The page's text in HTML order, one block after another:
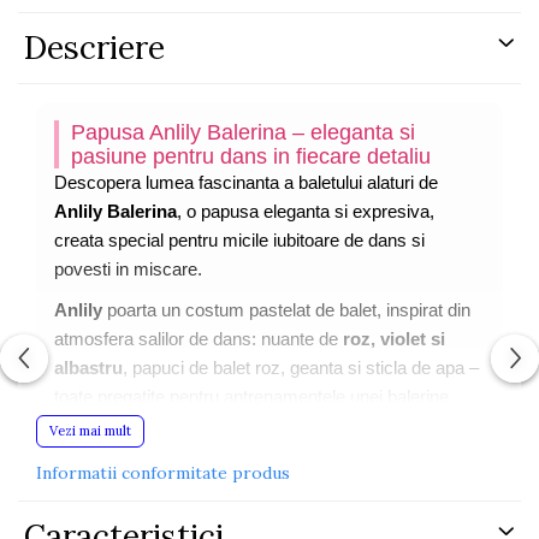
Descriere
Papusa Anlily Balerina – eleganta si
pasiune pentru dans in fiecare detaliu
Descopera lumea fascinanta a baletului alaturi de
Anlily Balerina, o papusa eleganta si expresiva,
creata special pentru micile iubitoare de dans si
povesti in miscare.
Anlily poarta un costum pastelat de balet, inspirat din
atmosfera salilor de dans: nuante de roz, violet si
albastru, papuci de balet roz, geanta si sticla de apa –
adevarate. Cupa aurie inclusa in set adauga un plus de
magie, premiind micile performante de scena.
papusii sa adopte pozitii clasice de dans, ajutand
Vezi mai mult
Informatii conformitate produs